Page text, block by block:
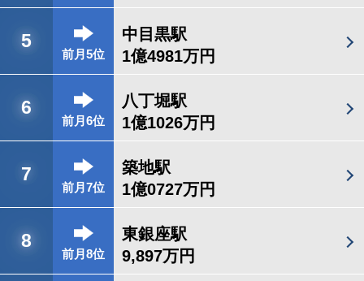
5
前月5位
中目黒駅
1億4981万円
6
前月6位
八丁堀駅
1億1026万円
7
前月7位
築地駅
1億0727万円
8
前月8位
東銀座駅
9,897万円